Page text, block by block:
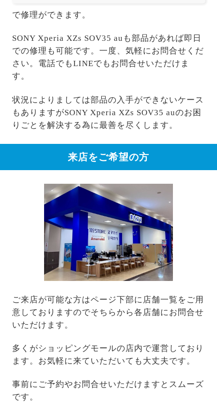
で修理ができます。
SONY Xperia XZs SOV35 auも部品があれば即日
での修理も可能です。一度、気軽にお問合せくだ
さい。電話でもLINEでもお問合せいただけま
す。
状況によりましては部品の入手ができないケース
もありますがSONY Xperia XZs SOV35 auのお困
りごとを解決する為に最善を尽くします。
来店をご希望の方
ご来店が可能な方はページ下部に店舗一覧をご用
意しておりますのでそちらから各店舗にお問合せ
いただけます。
多くがショッピングモールの店内で運営しており
ます。お気軽に来ていただいても大丈夫です。
事前にご予約やお問合せいただけますとスムーズ
です。